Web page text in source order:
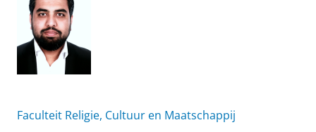
Faculteit Religie, Cultuur en Maatschappij